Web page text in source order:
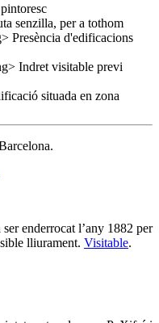
enderrocat l’any 1882 per
lliurament. Visitable.